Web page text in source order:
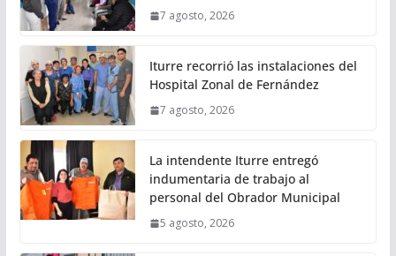
7 agosto, 2026
Iturre recorrió las instalaciones del
Hospital Zonal de Fernández
7 agosto, 2026
La intendente Iturre entregó
indumentaria de trabajo al
personal del Obrador Municipal
5 agosto, 2026